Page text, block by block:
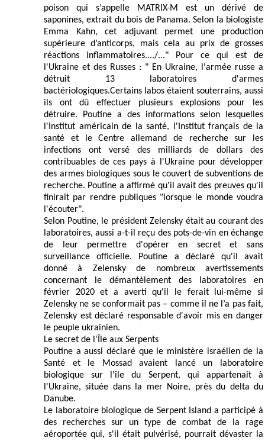
poison qui s’appelle MATRIX-M est un dérivé de
saponines, extrait du bois de Panama. Selon la biologiste
Emma Kahn, cet adjuvant permet une production
supérieure d’anticorps, mais cela au prix de grosses
réactions inflammatoires..../..." Pour ce qui est de
l'Ukraine et des Russes : " En Ukraine, l'armée russe a
détruit 13 laboratoires d'armes
bactériologiques.Certains labos étaient souterrains, aussi
ils ont dû effectuer plusieurs explosions pour les
détruire. Poutine a des informations selon lesquelles
l'Institut américain de la santé, l'Institut français de la
santé et le Centre allemand de recherche sur les
infections ont versé des milliards de dollars des
contribuables de ces pays à l'Ukraine pour développer
des armes biologiques sous le couvert de subventions de
recherche. Poutine a affirmé qu'il avait des preuves qu'il
finirait par rendre publiques "lorsque le monde voudra
l'écouter".
Selon Poutine, le président Zelensky était au courant des
laboratoires, aussi a-t-il reçu des pots-de-vin en échange
de leur permettre d'opérer en secret et sans
surveillance officielle. Poutine a déclaré qu'il avait
donné à Zelensky de nombreux avertissements
concernant le démantèlement des laboratoires en
février 2020 et a averti qu'il le ferait lui-même si
Zelensky ne se conformait pas – comme il ne l’a pas fait,
Zelensky est déclaré responsable d'avoir mis en danger
le peuple ukrainien.
Le secret de l'Île aux Serpents
Poutine a aussi déclaré que le ministère israélien de la
Santé et le Mossad avaient lancé un laboratoire
biologique sur l'île du Serpent, qui appartenait à
l'Ukraine, située dans la mer Noire, près du delta du
Danube.
Le laboratoire biologique de Serpent Island a participé à
des recherches sur un type de combat de la rage
aéroportée qui, s'il était pulvérisé, pourrait dévaster la